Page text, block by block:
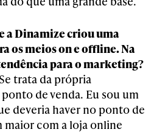
a Dinamize criou uma
os meios on e offline. Na
para o marketing?
trata da própria
de venda. Eu sou um
deveria haver no ponto de
maior com a loja online